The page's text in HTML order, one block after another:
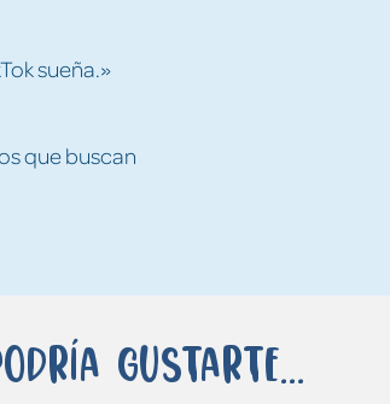
sueña.»
que buscan
gustarte...